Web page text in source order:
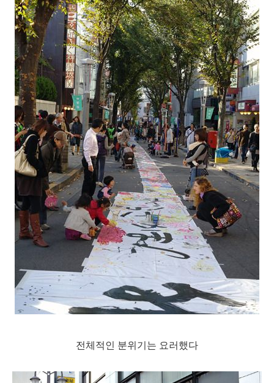
전체적인 분위기는 요러했다